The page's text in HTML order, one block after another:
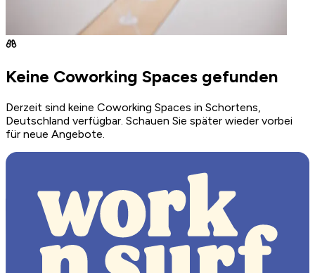
Keine Coworking Spaces gefunden
Derzeit sind keine Coworking Spaces in Schortens,
Deutschland verfügbar. Schauen Sie später wieder vorbei
für neue Angebote.